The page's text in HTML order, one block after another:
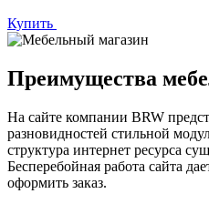
Купить
Преимущества
На сайте компании BRW
разновидностей стильной
структура интернет ресурса
Бесперебойная работа сайта
оформить заказ.